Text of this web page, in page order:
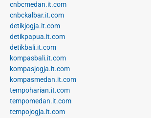
cnbcmedan.it.com
cnbckalbar.it.com
detikjogja.it.com
detikpapua.it.com
detikbali.it.com
kompasbali.it.com
kompasjogja.it.com
kompasmedan.it.com
tempoharian.it.com
tempomedan.it.com
tempojogja.it.com